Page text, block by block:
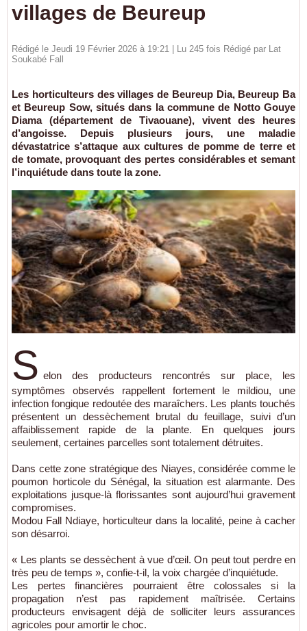
villages de Beureup
Rédigé le Jeudi 19 Février 2026 à 19:21 | Lu 245 fois Rédigé par Lat
Soukabé Fall
Les horticulteurs des villages de Beureup Dia, Beureup Ba
et Beureup Sow, situés dans la commune de Notto Gouye
Diama (département de Tivaouane), vivent des heures
d’angoisse. Depuis plusieurs jours, une maladie
dévastatrice s’attaque aux cultures de pomme de terre et
de tomate, provoquant des pertes considérables et semant
l’inquiétude dans toute la zone.
S elon des producteurs rencontrés sur place, les
symptômes observés rappellent fortement le mildiou, une
infection fongique redoutée des maraîchers. Les plants touchés
présentent un dessèchement brutal du feuillage, suivi d’un
affaiblissement rapide de la plante. En quelques jours
seulement, certaines parcelles sont totalement détruites.
Dans cette zone stratégique des Niayes, considérée comme le
poumon horticole du Sénégal, la situation est alarmante. Des
exploitations jusque-là florissantes sont aujourd’hui gravement
compromises.
Modou Fall Ndiaye, horticulteur dans la localité, peine à cacher
son désarroi.
« Les plants se dessèchent à vue d’œil. On peut tout perdre en
très peu de temps », confie-t-il, la voix chargée d’inquiétude.
Les pertes financières pourraient être colossales si la
propagation n’est pas rapidement maîtrisée. Certains
producteurs envisagent déjà de solliciter leurs assurances
agricoles pour amortir le choc.